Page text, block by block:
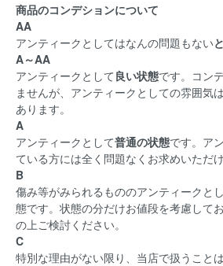
商品のコンデションについて
AA
アンティークとしてはなんの問題もない
A～AA
アンティークとして 良い状態です。コン
ませんが、アンティークとしての雰囲気
あります。
A
アンティークとして普通の状態です。ア
ている方には全く問題なくお求めいただけ
B
傷み等がみられるもののアンティークと
態です。状態の分だけお値段を考慮して
の上ご検討ください。
C
特別な理由がない限り、当店で扱うことは